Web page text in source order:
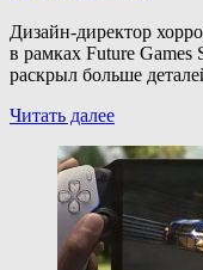
Дизайн-директор
в рамках Future
раскрыл больше
Читать далееПрочитать
о
Halloween
рассказали
об